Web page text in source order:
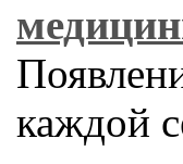
каждой